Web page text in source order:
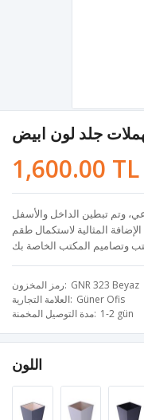
جلد لون ابيض
1,600.00 TL
وتم تبطين الداخل والأسفل
المثالية لاستكمال طقم
وتصاميم المكتب الخاصة بك
رمز المخزون GNR 323 Beyaz
العلامة التجارية Güner Ofis
مدة التوصيل المخمنة 1-2 gün
اللون